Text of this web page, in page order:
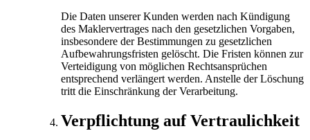
Die Daten unserer Kunden werden nach Kündigung
des Maklervertrages nach den gesetzlichen Vorgaben,
insbesondere der Bestimmungen zu gesetzlichen
Aufbewahrungs­fristen gelöscht. Die Fristen können zur
Verteidigung von möglichen Rechtsansprüchen
entsprechend verlängert werden. Anstelle der Löschung
tritt die Einschränkung der Verarbeitung.
Verpflichtung auf Vertraulichkeit